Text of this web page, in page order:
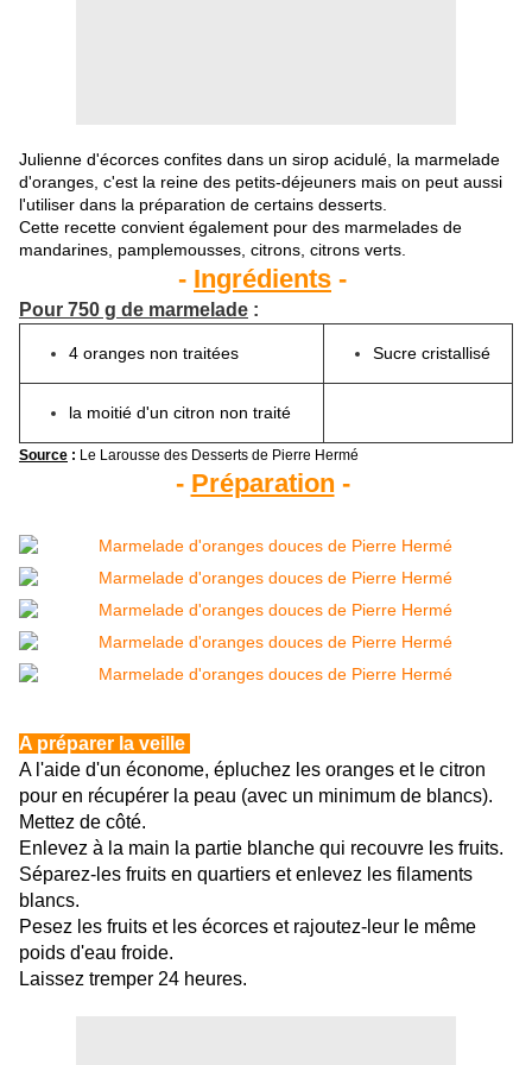
Julienne d'écorces confites dans un sirop acidulé, la marmelade
d'oranges, c'est la reine des petits-déjeuners mais on peut aussi
l'utiliser dans la préparation de certains desserts.
Cette recette convient également pour des marmelades de
mandarines, pamplemousses, citrons, citrons verts.
- Ingrédients -
Pour 750 g de marmelade :
4 oranges non traitées Sucre cristallisé
la moitié d'un citron non traité
Source : Le Larousse des Desserts de Pierre Hermé
- Préparation -
A préparer la veille
A l'aide d'un économe, épluchez les oranges et le citron
pour en récupérer la peau (avec un minimum de blancs).
Mettez de côté.
Enlevez à la main la partie blanche qui recouvre les fruits.
Séparez-les fruits en quartiers et enlevez les filaments
blancs.
Pesez les fruits et les écorces et rajoutez-leur le même
poids d'eau froide.
Laissez tremper 24 heures.